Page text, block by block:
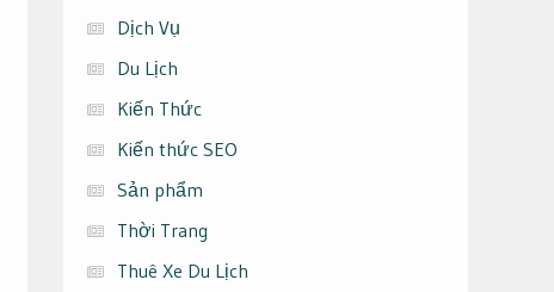
Dịch Vụ
Du Lịch
Kiến Thức
Kiến thức SEO
Sản phẩm
Thời Trang
Thuê Xe Du Lịch